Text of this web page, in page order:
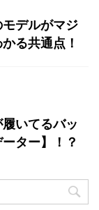
モデルがマジ
る共通点！
履いてるバッ
ター】！？